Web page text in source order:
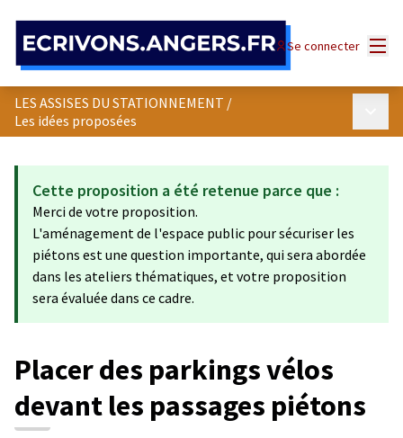
Se connecter
LES ASSISES DU STATIONNEMENT /
Les idées proposées
Cette proposition a été retenue parce que :
Merci de votre proposition.
L'aménagement de l'espace public pour sécuriser les
piétons est une question importante, qui sera abordée
dans les ateliers thématiques, et votre proposition
sera évaluée dans ce cadre.
Placer des parkings vélos
devant les passages piétons